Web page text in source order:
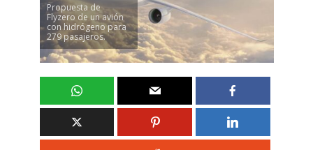
Propuesta de
Flyzero de un avión
con hidrógeno para
279 pasajeros.